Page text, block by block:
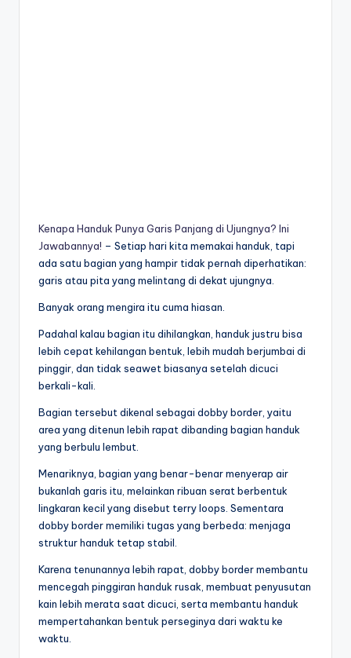
Kenapa Handuk Punya Garis Panjang di Ujungnya? Ini
Jawabannya! – Setiap hari kita memakai handuk, tapi
ada satu bagian yang hampir tidak pernah diperhatikan:
garis atau pita yang melintang di dekat ujungnya.
Banyak orang mengira itu cuma hiasan.
Padahal kalau bagian itu dihilangkan, handuk justru bisa
lebih cepat kehilangan bentuk, lebih mudah berjumbai di
pinggir, dan tidak seawet biasanya setelah dicuci
berkali-kali.
Bagian tersebut dikenal sebagai dobby border, yaitu
area yang ditenun lebih rapat dibanding bagian handuk
yang berbulu lembut.
Menariknya, bagian yang benar-benar menyerap air
bukanlah garis itu, melainkan ribuan serat berbentuk
lingkaran kecil yang disebut terry loops. Sementara
dobby border memiliki tugas yang berbeda: menjaga
struktur handuk tetap stabil.
Karena tenunannya lebih rapat, dobby border membantu
mencegah pinggiran handuk rusak, membuat penyusutan
kain lebih merata saat dicuci, serta membantu handuk
mempertahankan bentuk perseginya dari waktu ke
waktu.